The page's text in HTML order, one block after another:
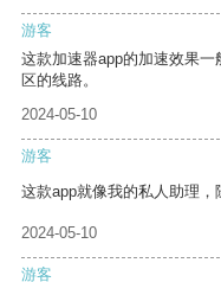
游客
这款加速器app的加速效果
区的线路。
2024-05-10
游客
这款app就像我的私人助理，
2024-05-10
游客